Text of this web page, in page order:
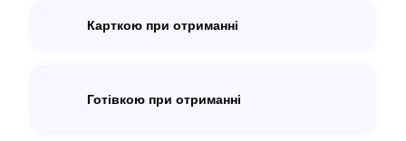
Карткою при отриманні
Готівкою при отриманні